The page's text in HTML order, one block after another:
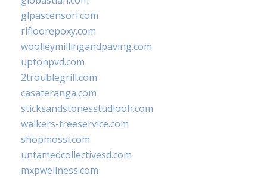
glpascensori.com
rifloorepoxy.com
woolleymillingandpaving.com
uptonpvd.com
2troublegrill.com
casateranga.com
sticksandstonesstudiooh.com
walkers-treeservice.com
shopmossi.com
untamedcollectivesd.com
mxpwellness.com